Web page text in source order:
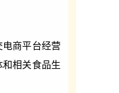
商平台经营
相关食品生